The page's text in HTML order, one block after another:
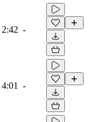
2:42 -
4:01 -